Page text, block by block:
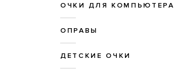
ОЧКИ ДЛЯ КОМПЬЮТЕРА
ОПРАВЫ
ДЕТСКИЕ ОЧКИ